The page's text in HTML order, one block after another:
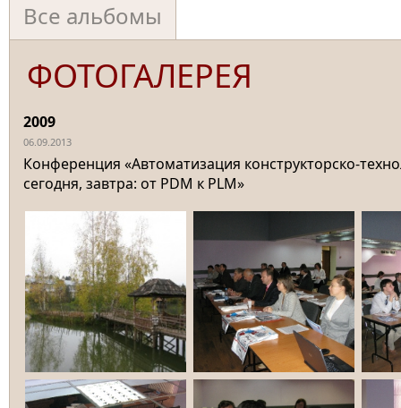
Все альбомы
ФОТОГАЛЕРЕЯ
2009
06.09.2013
Конференция «Автоматизация конструкторско-
сегодня, завтра: от PDM к PLM»